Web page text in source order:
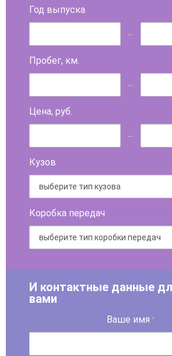
Год выпуска
...
Пробег, км.
...
Цена, руб.
...
Кузов
Коробка передач
И контактные данные
вами
Ваше имя *